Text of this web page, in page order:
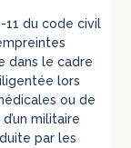
11 du code civil
dans le cadre
lors
ou de
militaire
par les